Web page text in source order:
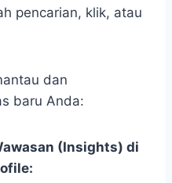
pencarian, klik, atau
dan
baru Anda:
(Insights) di